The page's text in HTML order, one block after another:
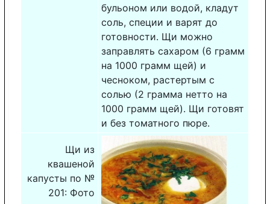
бульоном или водой, кладут
соль, специи и варят до
готовности. Щи можно
заправлять сахаром (6 грамм
на 1000 грамм щей) и
чесноком, растертым с
солью (2 грамма нетто на
1000 грамм щей). Щи готовят
и без томатного пюре.
Щи из
квашеной
капусты по №
201: Фото